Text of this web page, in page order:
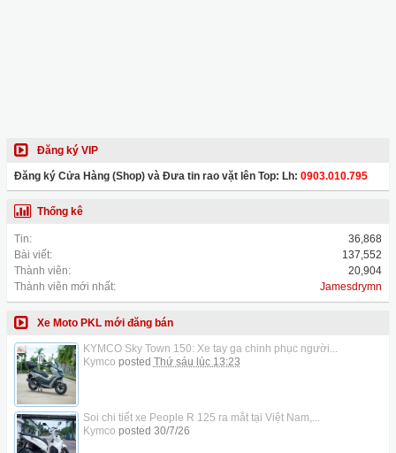
Đăng ký VIP
Đăng ký Cửa Hàng (Shop) và Đưa tin rao vặt lên Top: Lh: 0903.010.795
Thống kê
Tin:
36,868
Bài viết:
137,552
Thành viên:
20,904
Thành viên mới nhất:
Jamesdrymn
Xe Moto PKL mới đăng bán
KYMCO Sky Town 150: Xe tay ga chinh phục người...
Kymco posted Thứ sáu lúc 13:23
Soi chi tiết xe People R 125 ra mắt tại Việt Nam,...
Kymco posted 30/7/26